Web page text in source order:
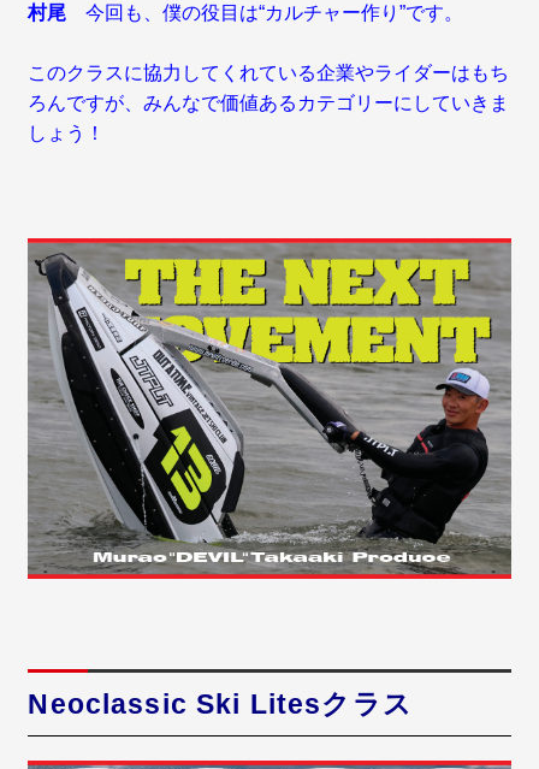
村尾 今回も、僕の役目は“カルチャー作り”です。
このクラスに協力してくれている企業やライダーはもち
ろんですが、みんなで価値あるカテゴリーにしていきま
しょう！
Neoclassic Ski Litesクラス